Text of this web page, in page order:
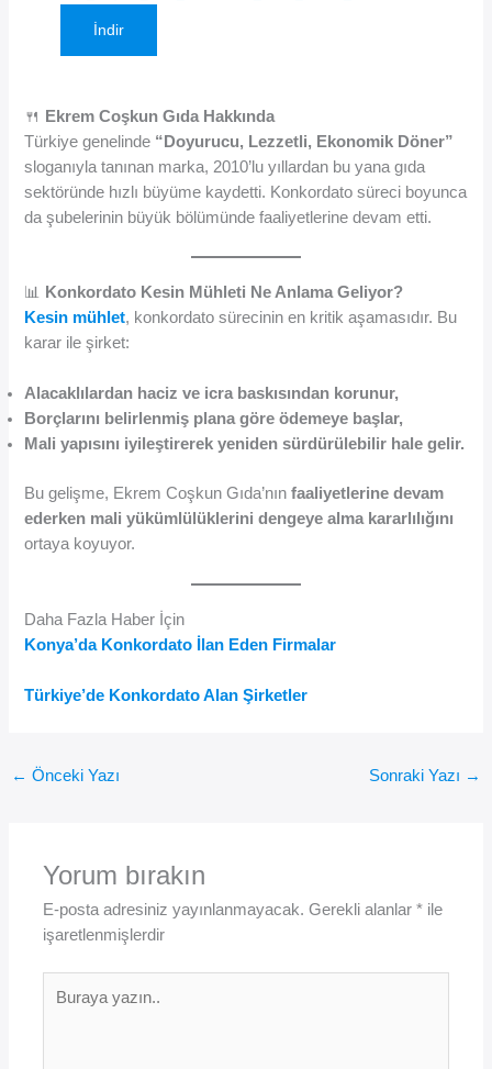
İndir
🍴
Ekrem Coşkun Gıda Hakkında
Türkiye genelinde “Doyurucu, Lezzetli, Ekonomik Döner”
sloganıyla tanınan marka, 2010’lu yıllardan bu yana gıda
sektöründe hızlı büyüme kaydetti. Konkordato süreci boyunca
da şubelerinin büyük bölümünde faaliyetlerine devam etti.
📊
Konkordato Kesin Mühleti Ne Anlama Geliyor?
Kesin mühlet, konkordato sürecinin en kritik aşamasıdır. Bu
karar ile şirket:
Alacaklılardan haciz ve icra baskısından korunur,
Borçlarını belirlenmiş plana göre ödemeye başlar,
Mali yapısını iyileştirerek yeniden sürdürülebilir hale gelir.
Bu gelişme, Ekrem Coşkun Gıda’nınfaaliyetlerine devam
ederken mali yükümlülüklerini dengeye alma kararlılığını
ortaya koyuyor.
Daha Fazla Haber İçin
Konya’da Konkordato İlan Eden Firmalar
Türkiye’de Konkordato Alan Şirketler
← Önceki Yazı Sonraki Yazı →
Yorum bırakın
E-posta adresiniz yayınlanmayacak. Gerekli alanlar* ile
işaretlenmişlerdir
yazın..